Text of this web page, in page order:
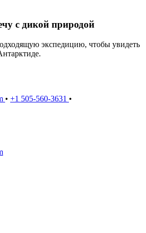
с дикой природой
экспедицию, чтобы увидеть
• +1 505-560-3631 •